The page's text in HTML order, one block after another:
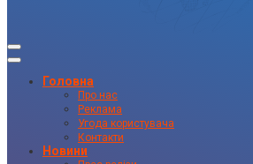
Головна
Про нас
Реклама
Угода користувача
Контакти
Новини